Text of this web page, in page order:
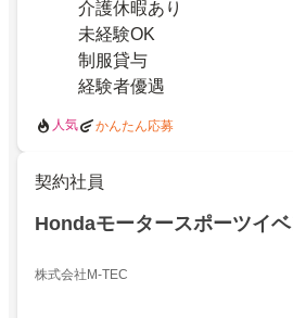
介護休暇あり
未経験OK
制服貸与
経験者優遇
人気 かんたん応募
契約社員
Hondaモータースポーツイ
株式会社M-TEC